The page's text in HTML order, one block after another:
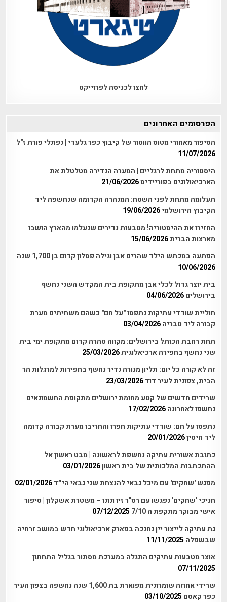
לחצו לכניסה לפרוייקט
הפרסומים האחרונים
הסיפור מאחורי מטוס הווטור של קיבוץ כפר גלעדי | נפתלי פורת ז"ל
11/07/2026
היסטוריה מתחת לרגליים | המערה הנדירה מטלטלת את
הארכיאולוגים בפוריידיס21/06/2026
תעלומה מתחת לפני השטח: המנהרה הקדומה שנחשפה ליד
הקיבוץ הירושלמי19/06/2026
החזירו את ההיסטוריה! מטבעות נדירים שנעלמו מהארץ הושבו
מארצות הברית15/06/2026
הפתעה במכתש הילד שהרים אבן וגילה פסלון קדום בן 1,700 שנה
10/06/2026
בית יוצר גדול לכלי אבן מתקופת בית המקדש השני נחשף
בירושלים 04/06/2026
חוליית שודדי עתיקות נתפסו "על חם" כשהם משחיתים מערת
קבורה ליד טבריה 03/04/2026
תחת רחבת הכותל בירושלים: מקווה טהרה קדום מתקופת ימי בית
שני נחשף בחפירה ארכיאלוגית25/03/2026
זה לא קורה כל יום: תליון מנורה נדיר נחשף בחפירות למרגלות הר
הבית, צפונית לעיר דוד 23/03/2026
שרידים חדשים של קטע מחומת ירושלים מתקופת החשמונאים
נחשפו לאחרונה 17/02/2026
נתפסו על חם: שודדי עתיקות חפרו והחריבו מערת קבורה קדומה
ליד חיטין20/01/2026
כתובת אשורית עתיקה נחשפת לראשונה | מבט ראשון אל
ההתכתבות המלכותית של בית ראשון03/01/2026
מפגש 'שחקים' עם מיכל גבאי להנצחת שני גבאי הי״ד 02/01/2026
חניכי 'שחקים' נפגשו עם רס"ר זיו ונונו – משטרת אשקלון | סיפור
אישי מבוקר מתקפת ה 7/10
07/12/2025
גת עתיקה לייצור יין נחנכה בפארק ארכיאולוגי חדש במושב זרחיה
שבשפלה 11/11/2025
אוצר מטבעות עתיקים התגלה במערכת מסתור בגליל התחתון
07/11/2025
שרידי אחוזה שומרונית מפוארת בת 1,600 שנה נחשפה בצפון העיר
כפר קאסם 03/10/2025